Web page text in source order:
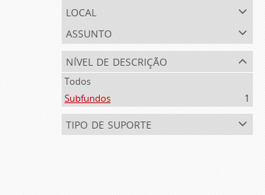
local
assunto
nível de descrição
Todos
Subfundos
1
tipo de suporte